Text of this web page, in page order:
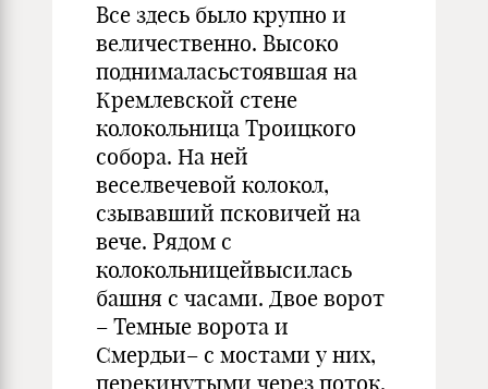
Все здесь было крупно и
величественно. Высоко
поднималасьстоявшая на
Кремлевской стене
колокольница Троицкого
собора. На ней
веселвечевой колокол,
сзывавший псковичей на
вече. Рядом с
колокольницейвысилась
башня с часами. Двое ворот
– Темные ворота и
Смердьи– с мостами у них,
перекинутыми через поток,